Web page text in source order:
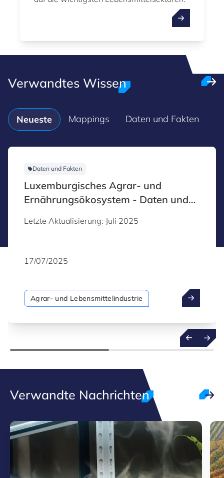
Verwandtes Wissen
Neueste Mappings Daten und Fakten
Daten und Fakten
Luxemburgisches Agrar- und
Ernährungsökosystem - Daten und
Letzte Aktualisierung: Juli 2025
17/07/2025
Agrar- und Lebensmittelindustrie
Verwandte Nachrichten